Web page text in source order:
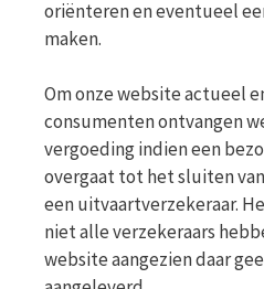
oriënteren en eventueel
maken.
Om onze website actueel
consumenten ontvangen
vergoeding indien een
overgaat tot het sluiten
een uitvaartverzekeraar.
niet alle verzekeraars
website aangezien daar